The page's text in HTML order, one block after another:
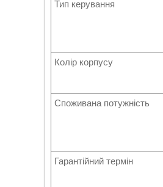
Тип керування
Колір корпусу
Споживана потужність
Гарантійний термін